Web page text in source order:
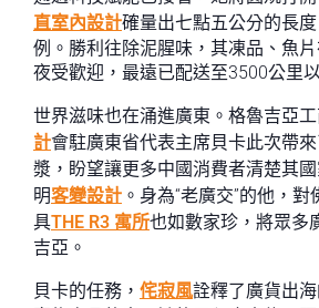
直室內設計確量出七點五公分的長
例。勝利往除泥腥味，其凍品、魚
夜受歡迎，最遠已配送至3500公里
世界滋味也在涌進廣東。格魯吉亞
計會駐廣東省代表主席貝卡此次帶
漿，盼望讓更多中國消費者清楚其
明客變設計 。身為“老廣交”的他，
具THE R3 寓所也如數家珍，將眾多
吉亞。
貝卡的任務， 侘寂風詮釋了廣貨出